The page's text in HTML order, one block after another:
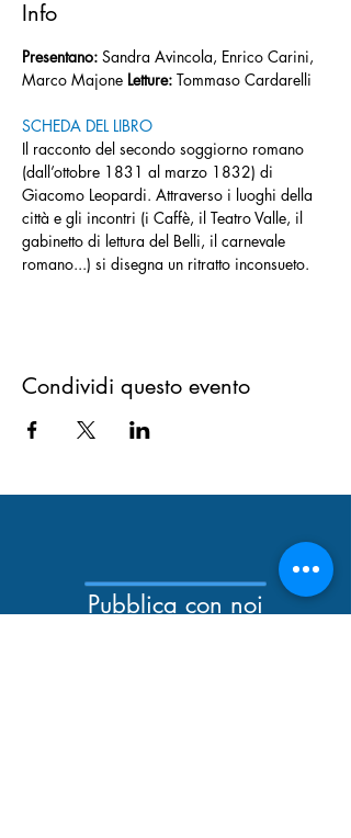
Info
Presentano: Sandra Avincola, Enrico Carini,
Marco Majone Letture: Tommaso Cardarelli
SCHEDA DEL LIBRO
Il racconto del secondo soggiorno romano
(dall’ottobre 1831 al marzo 1832) di
Giacomo Leopardi. Attraverso i luoghi della
città e gli incontri (i Caffè, il Teatro Valle, il
gabinetto di lettura del Belli, il carnevale
romano...) si disegna un ritratto inconsueto.
Condividi questo evento
Pubblica con noi